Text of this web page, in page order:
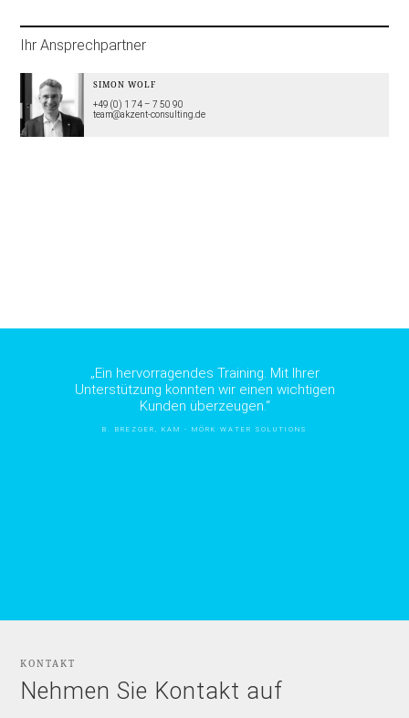
Ihr Ansprechpartner
SIMON WOLF
+49 (0) 1 74 – 7 50 90
team@akzent-consulting.de
„Ein hervorragendes Training. Mit Ihrer
Unterstützung konnten wir einen wichtigen
Kunden überzeugen.“
B. BREZGER, KAM - MÖRK WATER SOLUTIONS
KONTAKT
Nehmen Sie Kontakt auf